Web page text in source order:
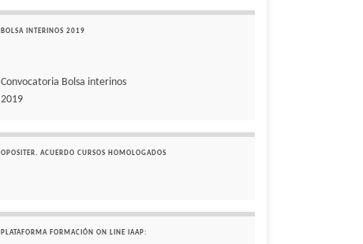
BOLSA INTERINOS 2019
Convocatoria Bolsa interinos
2019
OPOSITER. ACUERDO CURSOS HOMOLOGADOS
PLATAFORMA FORMACIÓN ON LINE IAAP: